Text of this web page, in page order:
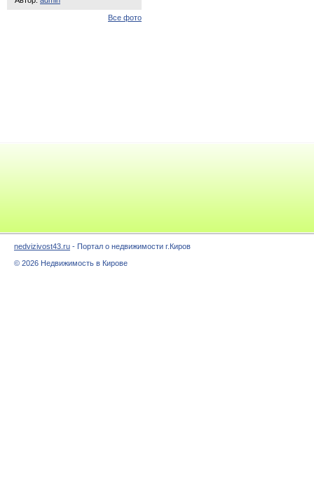
Все фото
nedvizivost43.ru - Портал о недвижимости г.Киров
© 2026 Недвижимость в Кирове